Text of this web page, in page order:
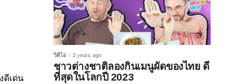
ดีเด่น
วิดีโอ 2 years ago
ชาวต่างชาติลองกินเมนูผัดของไทย ดี
ที่สุดในโลกปี 2023